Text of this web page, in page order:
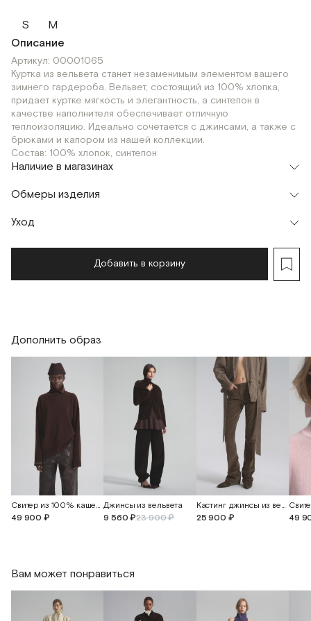
S
M
Описание
Артикул: 00001065
Куртка из вельвета станет незаменимым элементом вашего
зимнего гардероба. Вельвет, состоящий из 100% хлопка,
придает куртке мягкость и элегантность, а синтепон в
качестве наполнителя обеспечивает отличную
теплоизоляцию. Идеально сочетается с джинсами, а также с
брюками и капором из нашей коллекции.
Состав: 100% хлопок, синтепон
Наличие в магазинах
Шоурум
г. Москва, Малая Бронная 24/3
M
Обмеры изделия
Мерки, см
Уход
Добавить в корзину
Дополнить образ
Свитер из 100% кашемира
49 900 ₽
Джинсы из вельвета
9 560 ₽23 900 ₽
Кастинг джинсы из вельвета
25 900 ₽
49
Вам может понравиться